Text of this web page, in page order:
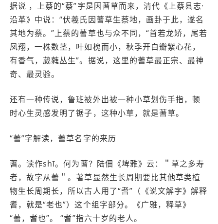
据说 ，上蔡的“蔡”字是因蓍草而来，清代《上蔡县志·
沿革》中说：“伏羲氏因蓍草生蔡地，画卦于此，遂名
其地为蔡。”上蔡的蓍草也与众不同，“首若龙矫，尾若
凤翔，一株数茎，叶如槐而小，秋季开白瓣紫心花，
有香气，葳蕤丛生”。据说，这里的蓍草最正宗、最神
奇、最灵验。
还有一种传说，鲁班被外出被一种小草划伤手指，顿
时心生灵感发明了锯子，这种小草，就是蓍草。
“蓍”字解读，蓍草名字的来历
蓍。读作shī。何为蓍？陆佃《埤雅》云：＂草之多寿
者，故字从蓍＂。著草显然生长周期要比其他草类植
物生长周期长，所以古人用了“耆”（《说文解字》解释
耆，就是“老也”）这个组字部分。《广雅，释草》
“蓍，耆也”。 “耆”指六十岁的老人。